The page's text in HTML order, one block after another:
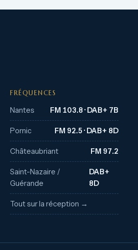
FRÉQUENCES
Nantes FM 103.8 · DAB+ 7B
Pornic FM 92.5 · DAB+ 8D
Châteaubriant FM 97.2
Saint-Nazaire /
Guérande
DAB+
8D
Tout sur la réception →